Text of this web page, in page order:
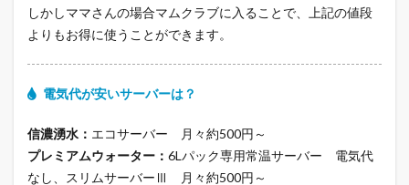
しかしママさんの場合マムクラブに入ることで、上記の値段
よりもお得に使うことができます。
電気代が安いサーバーは？
信濃湧水： エコサーバー 月々約500円～
プレミアムウォーター： 6Lパック専用常温サーバー 電気代
なし、スリムサーバーⅢ 月々約500円～